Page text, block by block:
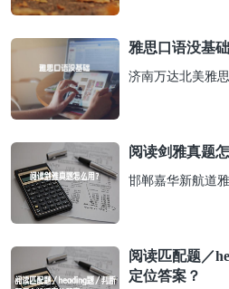
雅思口语没基
济南万达北美雅
阅读剑雅真题
邯郸嘉华新航道
阅读匹配题／
定位答案？